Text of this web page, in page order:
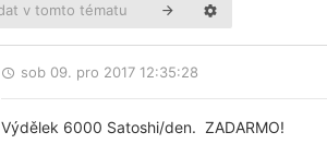
sob 09. pro 2017 12:35:28
Výdělek 6000 Satoshi/den. ZADARMO!